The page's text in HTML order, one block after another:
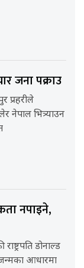
जना पक्राउ
प्रहरीले
नेपाल भित्र्याउन
नपाइने,
डोनाल्ड
आधारमा